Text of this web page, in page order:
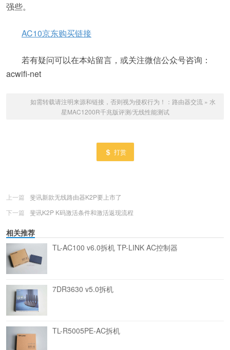
强些。
AC10京东购买链接
若有疑问可以在本站留言，或关注微信公众号咨询：
acwifi-net
如需转载请注明来源和链接，否则视为侵权行为！： 路由器交流 » 水
星MAC1200R千兆版评测/无线性能测试
打赏
上一篇
斐讯新款无线路由器K2P要上市了
下一篇
斐讯K2P K码激活条件和激活返现流程
相关推荐
TL-AC100 v6.0拆机 TP-LINK AC控制器
7DR3630 v5.0拆机
TL-R5005PE-AC拆机